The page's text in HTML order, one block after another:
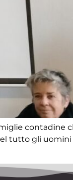
contadine
tutto gli uomini